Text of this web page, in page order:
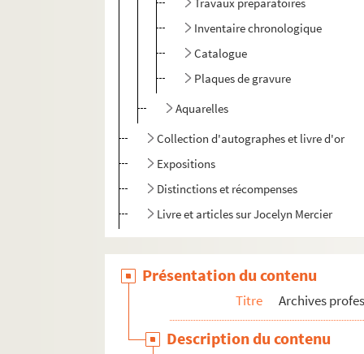
Inventaire chronologique
Catalogue
Plaques de gravure
Aquarelles
Collection d'autographes et livre d'or
Expositions
Distinctions et récompenses
Livre et articles sur Jocelyn Mercier
Présentation du contenu
Titre Archives
Description du contenu